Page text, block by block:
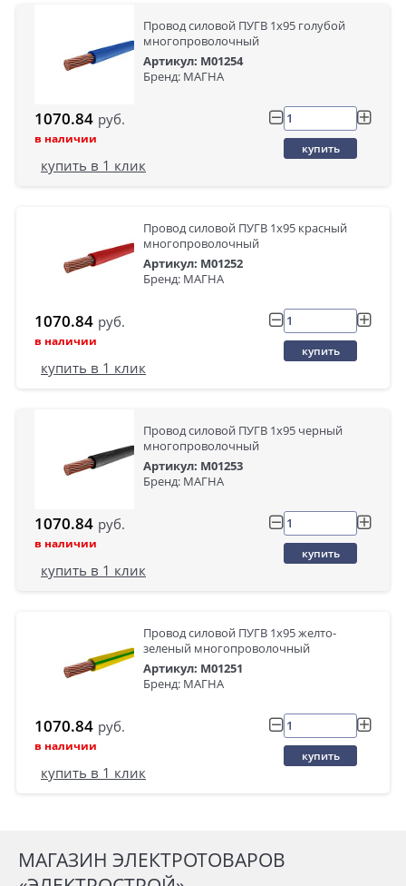
Провод силовой ПУГВ 1х95 голубой
многопроволочный
Артикул: M01254
Бренд: МАГНА
1070.84 руб.
в наличии
купить
купить в 1 клик
Провод силовой ПУГВ 1х95 красный
многопроволочный
Артикул: M01252
Бренд: МАГНА
1070.84 руб.
в наличии
купить
купить в 1 клик
Провод силовой ПУГВ 1х95 черный
многопроволочный
Артикул: M01253
Бренд: МАГНА
1070.84 руб.
в наличии
купить
купить в 1 клик
Провод силовой ПУГВ 1х95 желто-
зеленый многопроволочный
Артикул: M01251
Бренд: МАГНА
1070.84 руб.
в наличии
купить
купить в 1 клик
МАГАЗИН ЭЛЕКТРОТОВАРОВ